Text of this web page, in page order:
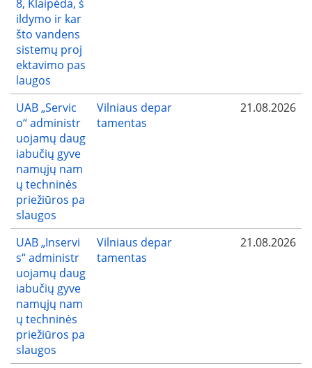
8, Klaipėda, š
ildymo ir kar
što vandens
sistemų proj
ektavimo pas
laugos
UAB „Servic
o“ administr
uojamų daug
iabučių gyve
namųjų nam
ų techninės
priežiūros pa
slaugos
Vilniaus depar
tamentas
21.08.2026
UAB „Inservi
s“ administr
uojamų daug
iabučių gyve
namųjų nam
ų techninės
priežiūros pa
slaugos
Vilniaus depar
tamentas
21.08.2026